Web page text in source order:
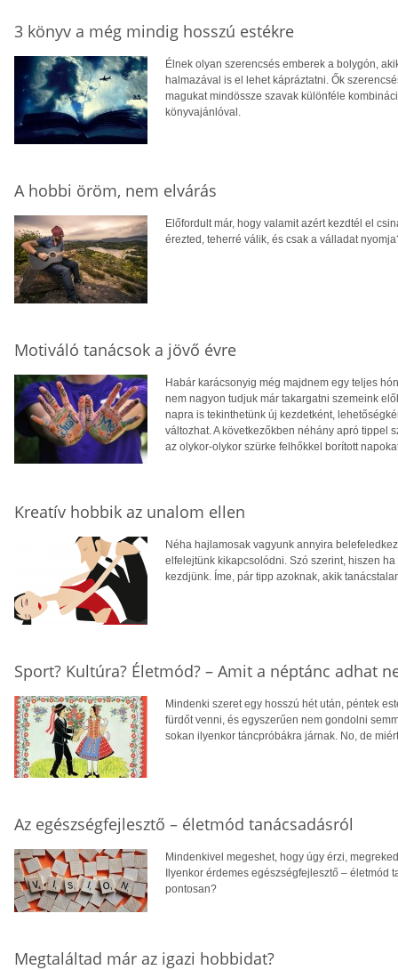
3 könyv a még mindig hosszú estékre
Élnek olyan szerencsés emberek a bolygón,
halmazával is el lehet kápráztatni. Ők
magukat mindössze szavak különféle
könyvajánlóval.
A hobbi öröm, nem elvárás
Előfordult már, hogy valamit azért kezdtél el
érezted, teherré válik, és csak a válladat
Motiváló tanácsok a jövő évre
Habár karácsonyig még majdnem egy teljes
nem nagyon tudjuk már takargatni szemeink
napra is tekinthetünk új kezdetként,
változhat. A következőkben néhány apró tippel
az olykor-olykor szürke felhőkkel borított
Kreatív hobbik az unalom ellen
Néha hajlamosak vagyunk annyira
elfelejtünk kikapcsolódni. Szó szerint, hiszen
kezdjünk. Íme, pár tipp azoknak, akik
Sport? Kultúra? Életmód? – Amit a néptánc adhat
Mindenki szeret egy hosszú hét után, péntek
fürdőt venni, és egyszerűen nem gondolni
sokan ilyenkor táncpróbákra járnak. No, de
Az egészségfejlesztő – életmód tanácsadásról
Mindenkivel megeshet, hogy úgy érzi,
Ilyenkor érdemes egészségfejlesztő – életmód
pontosan?
Megtaláltad már az igazi hobbidat?